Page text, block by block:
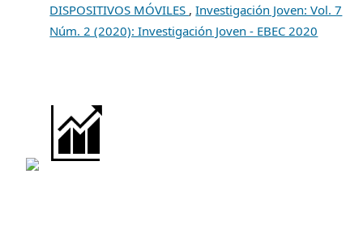
DISPOSITIVOS MÓVILES ,Investigación Joven: Vol. 7
Núm. 2 (2020): Investigación Joven - EBEC 2020